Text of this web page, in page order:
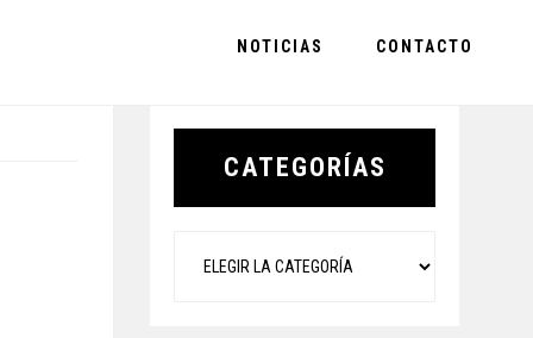
NOTICIAS CONTACTO
Primary
CATEGORÍAS